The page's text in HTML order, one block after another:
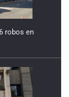
robos en